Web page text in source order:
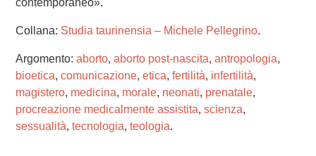
Collana: Studia taurinensia – Michele Pellegrino.
Argomento: aborto, aborto post-nascita, antropologia,
bioetica, comunicazione, etica, fertilità, infertilità,
magistero, medicina, morale, neonati, prenatale,
procreazione medicalmente assistita, scienza,
sessualità, tecnologia, teologia.